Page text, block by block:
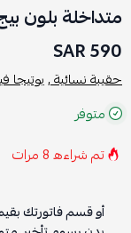
متداخلة بلون
590 SAR
حقيبة نسائية ,بوتيجا
متوفر
تم شراءه8مرات
أو قسم فاتورتك